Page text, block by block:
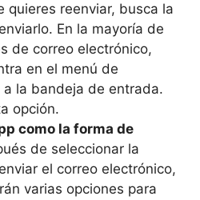
quieres reenviar,‌ busca la
En la mayoría‌ de
de correo electrónico,
en el menú de
a la bandeja de entrada.⁣
opción.
como la‍ forma de
de⁤ seleccionar la
el correo electrónico,
varias⁣ opciones para